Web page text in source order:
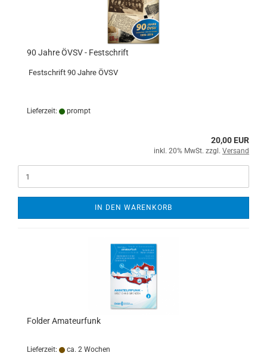
90 Jahre ÖVSV - Festschrift
Festschrift 90 Jahre ÖVSV
Lieferzeit: prompt
20,00 EUR
inkl. 20% MwSt. zzgl. Versand
IN DEN WARENKORB
Folder Amateurfunk
Lieferzeit: ca. 2 Wochen